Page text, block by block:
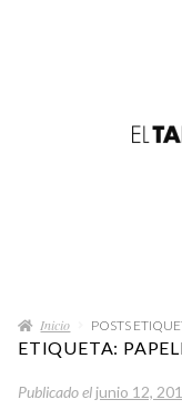
PROYECTOS
QUÉ HACEMOS
Inicio POSTS
ETIQUETA:
Publicado el junio 12,